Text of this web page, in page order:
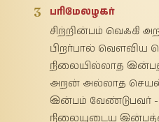
3
பரிமேலழகர்
சிற்றின்பம் வெஃகி
பிறர்பால் வௌவிய
நிலையில்லாத
அறன் அல்லாத
இன்பம் வேண்டுபவர்
நிலையுடைய